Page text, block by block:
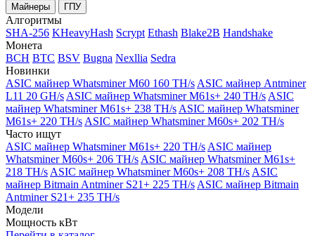
Майнеры ГПУ
Алгоритмы
SHA-256 KHeavyHash Scrypt Ethash Blake2B Handshake
Монета
BCH BTC BSV Bugna Nexllia Sedra
Новинки
ASIC майнер Whatsminer M60 160 TH/s ASIC майнер Antminer
L11 20 GH/s ASIC майнер Whatsminer M61s+ 240 TH/s ASIC
майнер Whatsminer M61s+ 238 TH/s ASIC майнер Whatsminer
M61s+ 220 TH/s ASIC майнер Whatsminer M60s+ 202 TH/s
Часто ищут
ASIC майнер Whatsminer M61s+ 220 TH/s ASIC майнер
Whatsminer M60s+ 206 TH/s ASIC майнер Whatsminer M61s+
218 TH/s ASIC майнер Whatsminer M60s+ 208 TH/s ASIC
майнер Bitmain Antminer S21+ 225 TH/s ASIC майнер Bitmain
Antminer S21+ 235 TH/s
Модели
Мощность кВт